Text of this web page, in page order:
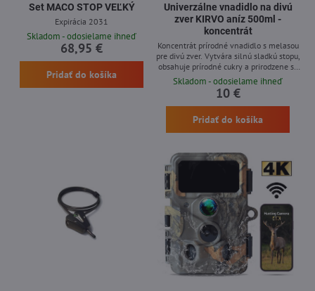
Set MACO STOP VEĽKÝ
Expirácia 2031
Skladom - odosielame ihneď
68,95 €
Pridať do košíka
Univerzálne vnadidlo na divú
zver KIRVO aníz 500ml -
koncentrát
Koncentrát prírodné vnadidlo s melasou
pre divú zver. Vytvára silnú sladkú stopu,
obsahuje prírodné cukry a prirodzene sa
vyskytujúce minerály, ako sú vápnik,
draslík a horčík. Bez zbytočnej chémie,
Skladom - odosielame ihneď
10 €
Pridať do košíka